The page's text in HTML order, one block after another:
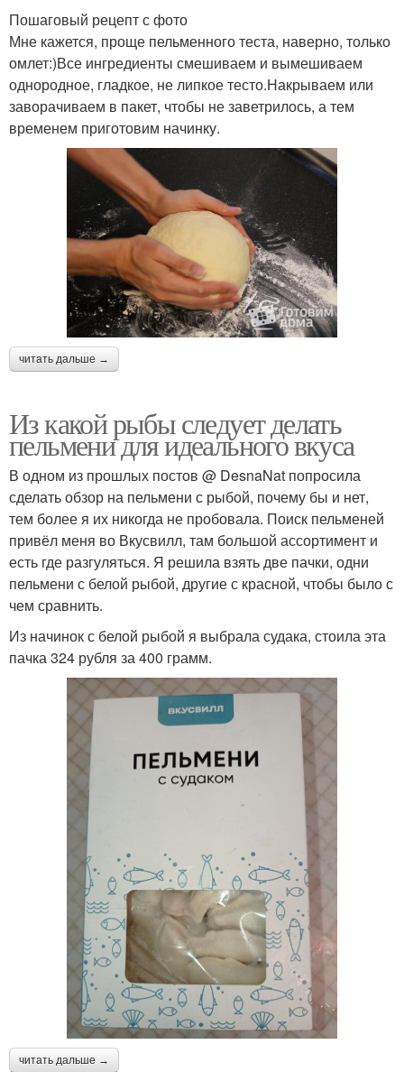
Пошаговый рецепт с фото
Мне кажется, проще пельменного теста, наверно, только
омлет:)Все ингредиенты смешиваем и вымешиваем
однородное, гладкое, не липкое тесто.Накрываем или
заворачиваем в пакет, чтобы не заветрилось, а тем
временем приготовим начинку.
читать дальше →
Из какой рыбы следует делать
пельмени для идеального вкуса
В одном из прошлых постов @ DesnaNat попросила
сделать обзор на пельмени с рыбой, почему бы и нет,
тем более я их никогда не пробовала. Поиск пельменей
привёл меня во Вкусвилл, там большой ассортимент и
есть где разгуляться. Я решила взять две пачки, одни
пельмени с белой рыбой, другие с красной, чтобы было с
чем сравнить.
Из начинок с белой рыбой я выбрала судака, стоила эта
пачка 324 рубля за 400 грамм.
читать дальше →